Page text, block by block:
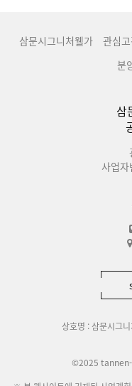
삼문시그니처웰가 관심
분
삼
사업
상호명 : 삼문시그
©2025